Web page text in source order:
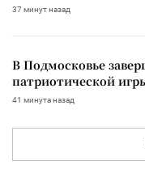
37 минут назад
В Подмосковье
патриотической
41 минута назад